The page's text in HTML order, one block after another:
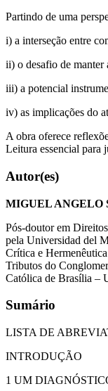
Partindo de uma
i) a interseção entre
ii) o desafio de manter
iii) a potencial
iv) as implicações do
A obra oferece
Leitura essencial para
Autor(es)
MIGUEL ANGELO
Pós-doutor em
pela Universidad del
Crítica e
Tributos do
Católica de Brasília –
Sumário
LISTA DE
INTRODUÇÃO
1 UM